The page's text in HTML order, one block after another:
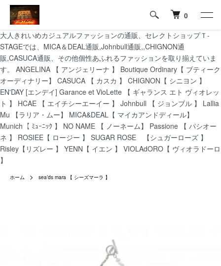
大人きれいめカジュアルファッションの通販、セレクトショップＴ-
STAGEでは、MICA＆DEAL通販,Johnbull通販,,CHIGNON通
販,CASUCA通販、その他個性あふれるファッションを取り揃えていま
す。 ANGELINA 【 アンジェリーナ 】 Boutique Ordinary【 ブティーク
オーディナリー】 CASUCA 【 カスカ 】 CHIGNON【 シニヨン 】
EN'DAY [エンデイ] Garance et VioLette 【 ギャランス エト ヴィオレッ
ト 】 HCAE 【 エイチシーエーイー 】 Johnbull 【 ジョンブル 】 Lallia
Mu 【ラリア・ムー】 MICA&DEAL【 マイカアンドディール】
Munich【 ﾐｭｰﾆｯｸ 】 NO NAME 【 ノーネーム】 Passione 【 パシオー
ネ 】 ROSIEE【 ロージー 】 SUGAR ROSE 【シュガーローズ 】
Risley【リズレー 】 YENN【 イエン 】 VIOLAdORO【 ヴィオラドーロ
】
0
ホーム sea’ds mara 【 シーズマーラ 】